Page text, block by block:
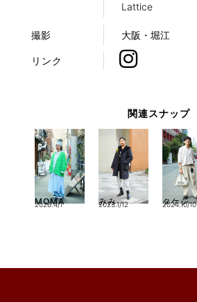
Lattice
撮影 大阪・堀江
リンク
関連スナップ
MOMA
2026.4/1 みみ
2023.1/12 タケシ
2024.10/10